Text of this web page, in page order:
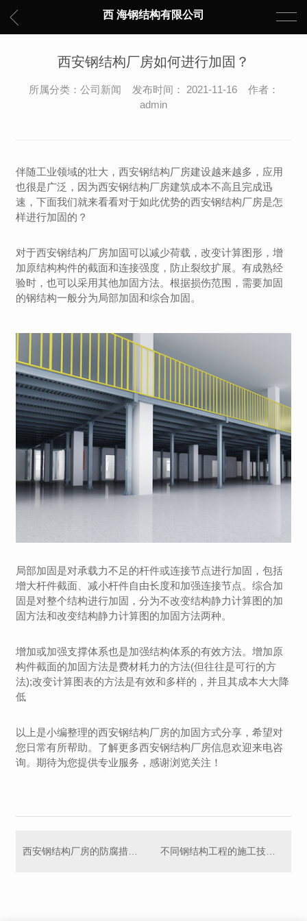
西 海钢结构有限公司
西安钢结构厂房如何进行加固？
所属分类：公司新闻 发布时间： 2021-11-16 作者：
admin
伴随工业领域的壮大，西安钢结构厂房建设越来越多，应用
也很是广泛，因为西安钢结构厂房建筑成本不高且完成迅
速，下面我们就来看看对于如此优势的西安钢结构厂房是怎
样进行加固的？
对于西安钢结构厂房加固可以减少荷载，改变计算图形，增
加原结构构件的截面和连接强度，防止裂纹扩展。有成熟经
验时，也可以采用其他加固方法。根据损伤范围，需要加固
的钢结构一般分为局部加固和综合加固。
局部加固是对承载力不足的杆件或连接节点进行加固，包括
增大杆件截面、减小杆件自由长度和加强连接节点。综合加
固是对整个结构进行加固，分为不改变结构静力计算图的加
固方法和改变结构静力计算图的加固方法两种。
增加或加强支撑体系也是加强结构体系的有效方法。增加原
构件截面的加固方法是费材耗力的方法(但往往是可行的方
法);改变计算图表的方法是有效和多样的，并且其成本大大降
低
以上是小编整理的西安钢结构厂房的加固方式分享，希望对
您日常有所帮助。了解更多西安钢结构厂房信息欢迎来电咨
询。期待为您提供专业服务，感谢浏览关注！